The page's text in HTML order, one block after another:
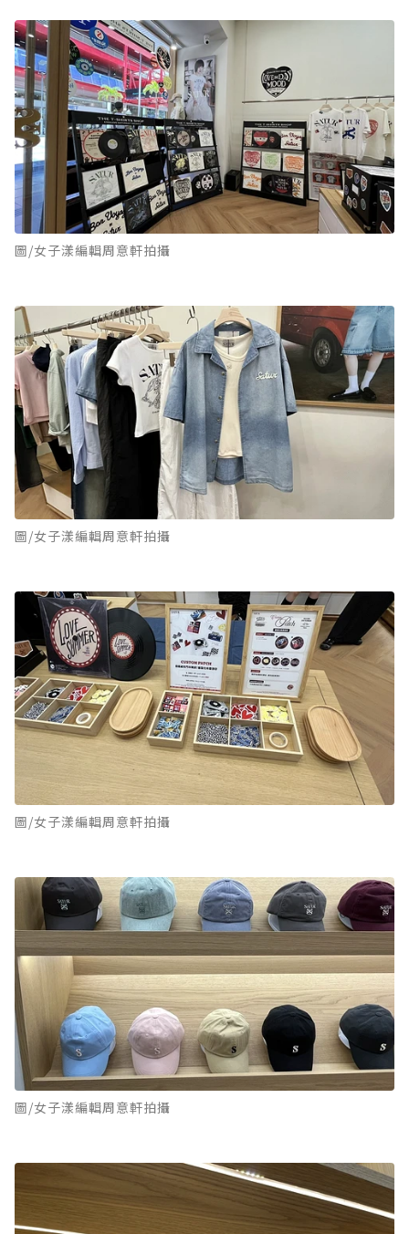
圖/女子漾編輯周意軒拍攝
圖/女子漾編輯周意軒拍攝
圖/女子漾編輯周意軒拍攝
圖/女子漾編輯周意軒拍攝